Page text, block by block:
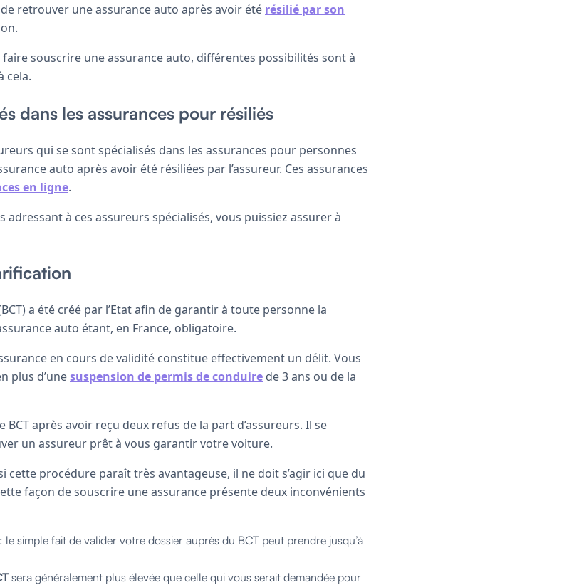
retrouver une assurance auto après avoir été résilié par son
souscrire une assurance auto, différentes possibilités sont à
cela.
dans les assurances pour résiliés
qui se sont spécialisés dans les assurances pour personnes
auto après avoir été résiliées par l’assureur. Ces assurances
en ligne.
adressant à ces assureurs spécialisés, vous puissiez assurer à
a été créé par l’Etat afin de garantir à toute personne la
auto étant, en France, obligatoire.
en cours de validité constitue effectivement un délit. Vous
plus d’unesuspension de permis de conduire de 3 ans ou de la
BCT après avoir reçu deux refus de la part d’assureurs. Il se
un assureur prêt à vous garantir votre voiture.
procédure paraît très avantageuse, il ne doit s’agir ici que du
façon de souscrire une assurance présente deux inconvénients
: le simple fait de valider votre dossier auprès du BCT peut prendre jusqu’à
sera généralement plus élevée que celle qui vous serait demandée pour